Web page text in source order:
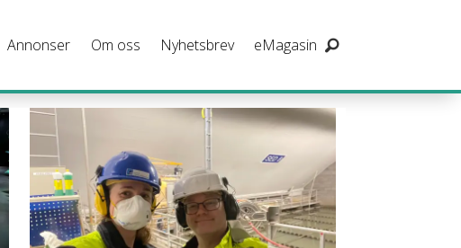
Annonser Om oss Nyhetsbrev eMagasin